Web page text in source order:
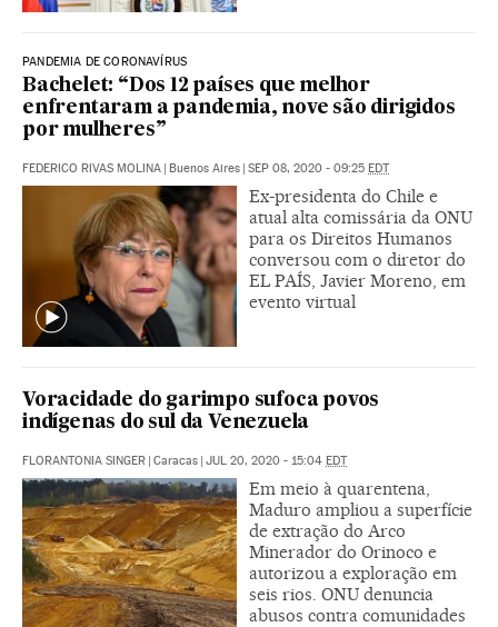
PANDEMIA DE CORONAVÍRUS
Bachelet: “Dos 12 países que melhor
enfrentaram a pandemia, nove são dirigidos
por mulheres”
FEDERICO RIVAS MOLINA | Buenos Aires | SEP 08, 2020 - 09:25 EDT
Ex-presidenta do Chile e
atual alta comissária da ONU
para os Direitos Humanos
conversou com o diretor do
EL PAÍS, Javier Moreno, em
evento virtual
Voracidade do garimpo sufoca povos
indígenas do sul da Venezuela
FLORANTONIA SINGER | Caracas | JUL 20, 2020 - 15:04 EDT
Em meio à quarentena,
Maduro ampliou a superfície
de extração do Arco
Minerador do Orinoco e
autorizou a exploração em
seis rios. ONU denuncia
abusos contra comunidades